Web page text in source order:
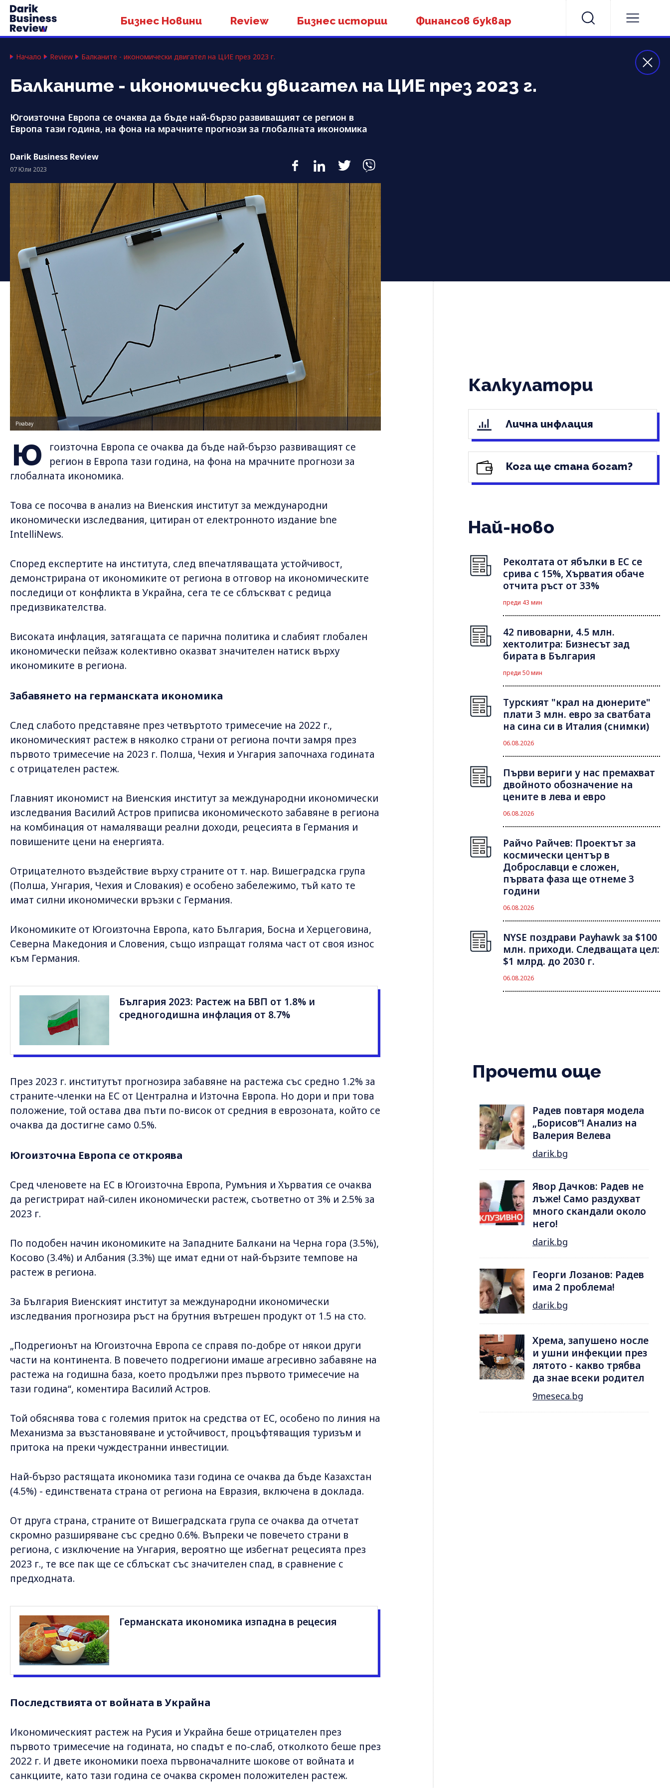
Бизнес Новини Review Бизнес истории Финансов буквар
Начало Review Балканите - икономически двигател на ЦИЕ през 2023 г.
Балканите - икономически двигател на ЦИЕ през 2023 г.
Югоизточна Европа се очаква да бъде най-бързо развиващият се регион в
Европа тази година, на фона на мрачните прогнози за глобалната икономика
Darik Business Review
07 Юли 2023
Pixabay
Ю
гоизточна Европа се очаква да бъде най-бързо развиващият се
регион в Европа тази година, на фона на мрачните прогнози за
глобалната икономика.
Това се посочва в анализ на Виенския институт за международни
икономически изследвания, цитиран от електронното издание bne
IntelliNews.
Според експертите на института, след впечатляващата устойчивост,
демонстрирана от икономиките от региона в отговор на икономическите
последици от конфликта в Украйна, сега те се сблъскват с редица
предизвикателства.
Високата инфлация, затягащата се парична политика и слабият глобален
икономически пейзаж колективно оказват значителен натиск върху
икономиките в региона.
Забавянето на германската икономика
След слабото представяне през четвъртото тримесечие на 2022 г.,
икономическият растеж в няколко страни от региона почти замря през
първото тримесечие на 2023 г. Полша, Чехия и Унгария започнаха годината
с отрицателен растеж.
Главният икономист на Виенския институт за международни икономически
изследвания Василий Астров приписва икономическото забавяне в региона
на комбинация от намаляващи реални доходи, рецесията в Германия и
повишените цени на енергията.
Отрицателното въздействие върху страните от т. нар. Вишеградска група
(Полша, Унгария, Чехия и Словакия) е особено забележимо, тъй като те
имат силни икономически връзки с Германия.
Икономиките от Югоизточна Европа, като България, Босна и Херцеговина,
Северна Македония и Словения, също изпращат голяма част от своя износ
към Германия.
България 2023: Растеж на БВП от 1.8% и
средногодишна инфлация от 8.7%
През 2023 г. институтът прогнозира забавяне на растежа със средно 1.2% за
страните-членки на ЕС от Централна и Източна Европа. Но дори и при това
положение, той остава два пъти по-висок от средния в еврозоната, който се
очаква да достигне само 0.5%.
Югоизточна Европа се откроява
Сред членовете на ЕС в Югоизточна Европа, Румъния и Хърватия се очаква
да регистрират най-силен икономически растеж, съответно от 3% и 2.5% за
2023 г.
По подобен начин икономиките на Западните Балкани на Черна гора (3.5%),
Косово (3.4%) и Албания (3.3%) ще имат едни от най-бързите темпове на
растеж в региона.
За България Виенският институт за международни икономически
изследвания прогнозира ръст на брутния вътрешен продукт от 1.5 на сто.
„Подрегионът на Югоизточна Европа се справя по-добре от някои други
части на континента. В повечето подрегиони имаше агресивно забавяне на
растежа на годишна база, което продължи през първото тримесечие на
тази година“, коментира Василий Астров.
Той обяснява това с големия приток на средства от ЕС, особено по линия на
Механизма за възстановяване и устойчивост, процъфтяващия туризъм и
притока на преки чуждестранни инвестиции.
Най-бързо растящата икономика тази година се очаква да бъде Казахстан
(4.5%) - единствената страна от региона на Евразия, включена в доклада.
От друга страна, страните от Вишеградската група се очаква да отчетат
скромно разширяване със средно 0.6%. Въпреки че повечето страни в
региона, с изключение на Унгария, вероятно ще избегнат рецесията през
2023 г., те все пак ще се сблъскат със значителен спад, в сравнение с
предходната.
Германската икономика изпадна в рецесия
Последствията от войната в Украйна
Икономическият растеж на Русия и Украйна беше отрицателен през
първото тримесечие на годината, но спадът е по-слаб, отколкото беше през
2022 г. И двете икономики поеха първоначалните шокове от войната и
санкциите, като тази година се очаква скромен положителен растеж.
Калкулатори
Лична инфлация
Кога ще стана богат?
Най-ново
Реколтата от ябълки в ЕС се
срива с 15%, Хърватия обаче
отчита ръст от 33%
преди 43 мин
42 пивоварни, 4.5 млн.
хектолитра: Бизнесът зад
бирата в България
преди 50 мин
Турският "крал на дюнерите"
плати 3 млн. евро за сватбата
на сина си в Италия (снимки)
06.08.2026
Първи вериги у нас премахват
двойното обозначение на
цените в лева и евро
06.08.2026
Райчо Райчев: Проектът за
космически център в
Доброславци е сложен,
първата фаза ще отнеме 3
години
06.08.2026
NYSE поздрави Payhawk за $100
млн. приходи. Следващата цел:
$1 млрд. до 2030 г.
06.08.2026
Прочети още
Радев повтаря модела
„Борисов“! Анализ на
Валерия Велева
darik.bg
Явор Дачков: Радев не
лъже! Само раздухват
много скандали около
него!
darik.bg
Георги Лозанов: Радев
има 2 проблема!
darik.bg
Хрема, запушено носле
и ушни инфекции през
лятотo - какво трябва
да знае всеки родител
9meseca.bg